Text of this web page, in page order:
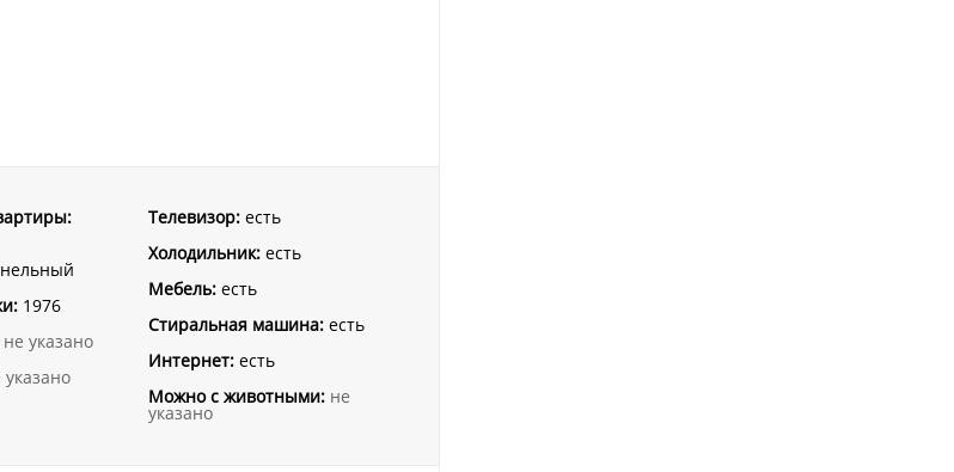
1976
не указано
указано
Телевизор:есть
Холодильник:есть
Мебель:есть
Стиральная машина:есть
Интернет:есть
Можно с животными: не
указано